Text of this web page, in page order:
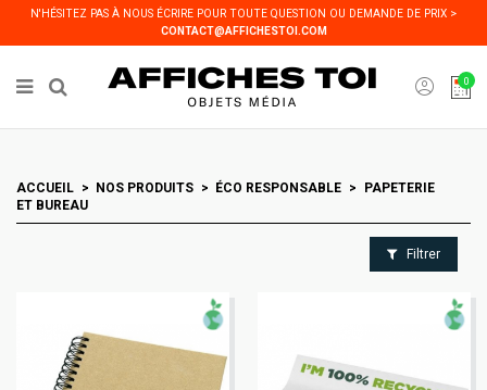
N'HÉSITEZ PAS À NOUS ÉCRIRE POUR TOUTE QUESTION OU DEMANDE DE PRIX >
CONTACT@AFFICHESTOI.COM
0
ACCUEIL NOS PRODUITS ÉCO RESPONSABLE
PAPETERIE
ET BUREAU
Filtrer
Panneau de gestion des cookies